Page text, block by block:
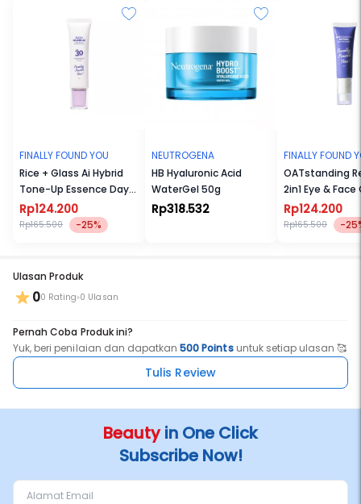
dengan skincare lainnya. aman untuk Ibu hamil & Menyusui
FINALLY FOUND YOU
Rice + Glass Ai Hybrid
Tone-Up Essence Day
Cream Spf 30 PA+++++
Rp124.200
Rp165.500 -25%
NEUTROGENA
HB Hyaluronic Acid
WaterGel 50g
Rp318.532
FINALLY FOUND
OATstanding
2in1 Eye &
Krim untuk
dan Kerutan
Rp124.200
Rp165.500 -
Ulasan Produk
00 Rating 0 Ulasan
Pernah Coba Produk ini?
Yuk, beri penilaian dan dapatkan500 Pointsuntuk setiap ulasan 🥰
Tulis Review
Beautyin One Click
Subscribe Now!